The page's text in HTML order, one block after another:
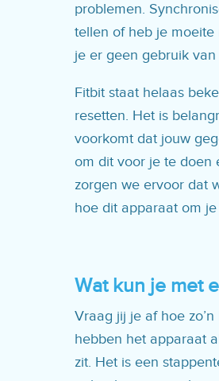
problemen.
tellen of heb je
je er geen gebruik
Fitbit staat helaas
resetten. Het is
voorkomt dat jouw
om dit voor je te doen
zorgen we ervoor dat
hoe dit apparaat om je
Wat kun je met
Vraag jij je af hoe
hebben het apparaat
zit. Het is een